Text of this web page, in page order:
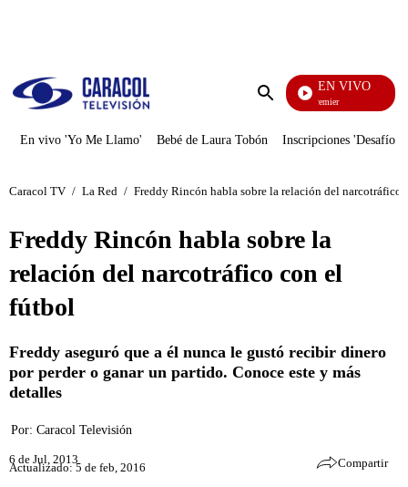
Enviar
EN VIVO
Noches De Premier
En vivo 'Yo Me Llamo' Bebé de Laura Tobón Inscripciones 'Desafío'
Caracol TV / La Red / Freddy Rincón habla sobre la relación del narcotráfico
Freddy Rincón habla sobre la
relación del narcotráfico con el
fútbol
Freddy aseguró que a él nunca le gustó recibir dinero
por perder o ganar un partido. Conoce este y más
detalles
Por: Caracol Televisión
6 de Jul, 2013
Actualizado: 5 de feb, 2016 Compartir